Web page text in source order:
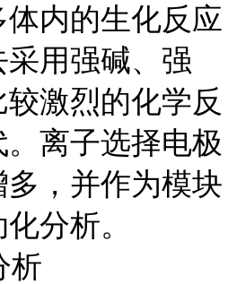
内的生化反应
用强碱、强
激烈的化学反
离子选择电极
，并作为模块
分析。
析